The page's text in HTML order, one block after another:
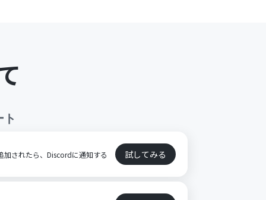
加されたら、Discordに通知する 試してみる